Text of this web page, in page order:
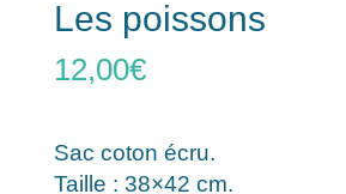
Les poissons
12,00€
Sac coton écru.
Taille : 38×42 cm.